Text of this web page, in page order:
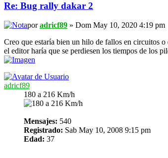
Re: Bug rally dakar 2
poradricf89 » Dom May 10, 2020 4:19 pm
Creo que estaría bien un hilo de fallos en circuitos
el editor haría que se perdiesen los tiempos de los
adricf89
180 a 216 Km/h
Mensajes: 540
Registrado: Sab May 10, 2008 9:15 pm
Edad: 37